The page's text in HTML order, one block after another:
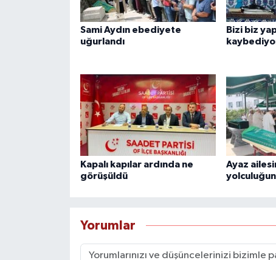
Sami Aydın ebediyete
uğurlandı
Bizi biz
Kapalı kapılar ardında ne
görüşüldü
Ayaz
Yorumlar